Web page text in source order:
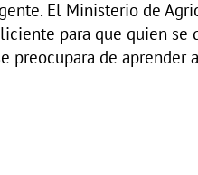
El Ministerio de
para que quien se
preocupara de aprender